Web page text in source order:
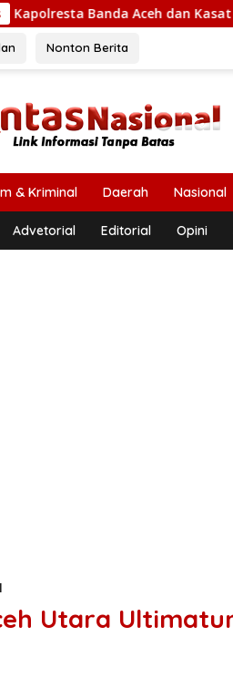
Banda Aceh dan Kasat Narkoba
Nonton Berita
& Kriminal Daerah Nasional
Advetorial Editorial Opini
Utara